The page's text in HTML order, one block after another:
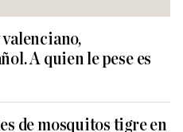
A quien le pese es
de mosquitos tigre en